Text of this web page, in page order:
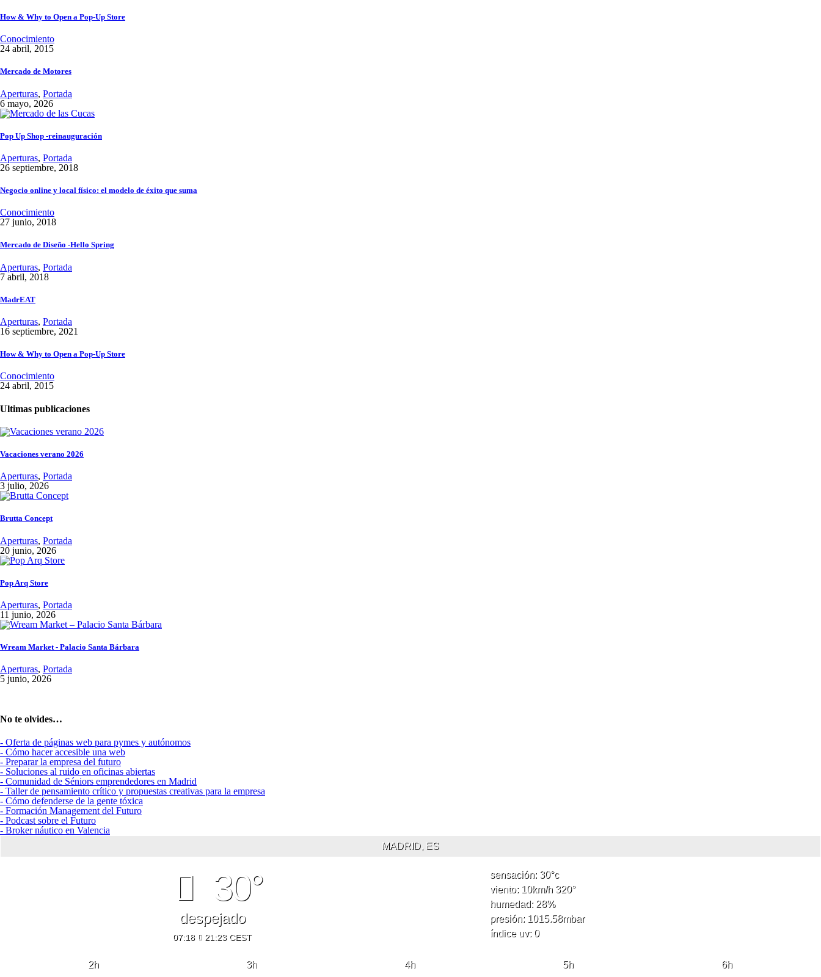
How & Why to Open a Pop-Up Store
Conocimiento
24 abril, 2015
Mercado de Motores
Aperturas, Portada
6 mayo, 2026
Pop Up Shop -reinauguración
Aperturas, Portada
26 septiembre, 2018
Negocio online y local físico: el modelo de éxito que suma
Conocimiento
27 junio, 2018
Mercado de Diseño -Hello Spring
Aperturas, Portada
7 abril, 2018
MadrEAT
Aperturas, Portada
16 septiembre, 2021
How & Why to Open a Pop-Up Store
Conocimiento
24 abril, 2015
Ultimas publicaciones
Vacaciones verano 2026
Aperturas, Portada
3 julio, 2026
Brutta Concept
Aperturas, Portada
20 junio, 2026
Pop Arq Store
Aperturas, Portada
11 junio, 2026
Wream Market - Palacio Santa Bárbara
Aperturas, Portada
5 junio, 2026
No te olvides…
- Oferta de páginas web para pymes y autónomos
- Cómo hacer accesible una web
- Preparar la empresa del futuro
- Soluciones al ruido en oficinas abiertas
- Comunidad de Séniors emprendedores en Madrid
- Taller de pensamiento crítico y propuestas creativas para la empresa
- Cómo defenderse de la gente tóxica
- Formación Management del Futuro
- Podcast sobre el Futuro
- Broker náutico en Valencia
MADRID, ES
30°
despejado
07:18 21:23 CEST
sensación: 30°c
viento: 10km/h320°
humedad: 28%
presión: 1015.58mbar
índice uv: 0
2h 3h 4h 5h 6h